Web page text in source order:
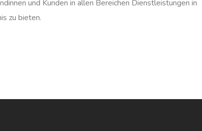
und Kunden in allen Bereichen Dienstleistungen in
zu bieten.